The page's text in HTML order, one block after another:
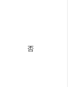
否